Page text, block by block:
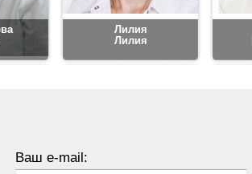
Лилия
Лилия
Ваш e-mail: